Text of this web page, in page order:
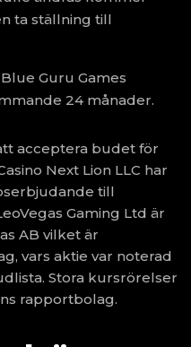
ta ställning till
Guru Games
24 månader.
acceptera budet för
Next Lion LLC har
till
Gaming Ltd är
AB vilket är
vars aktie var noterad
Stora kursrörelser
rapportbolag.